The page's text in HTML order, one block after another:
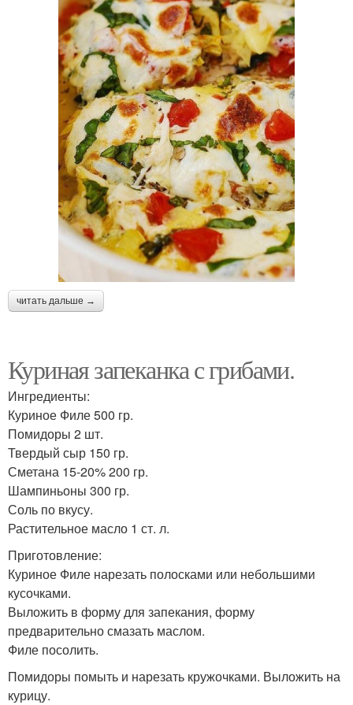
читать дальше →
Куриная запеканка с грибами.
Ингредиенты:
Куриное Филе 500 гр.
Помидоры 2 шт.
Твердый сыр 150 гр.
Сметана 15-20% 200 гр.
Шампиньоны 300 гр.
Соль по вкусу.
Растительное масло 1 ст. л.
Приготовление:
Куриное Филе нарезать полосками или небольшими
кусочками.
Выложить в форму для запекания, форму
предварительно смазать маслом.
Филе посолить.
Помидоры помыть и нарезать кружочками. Выложить на
курицу.